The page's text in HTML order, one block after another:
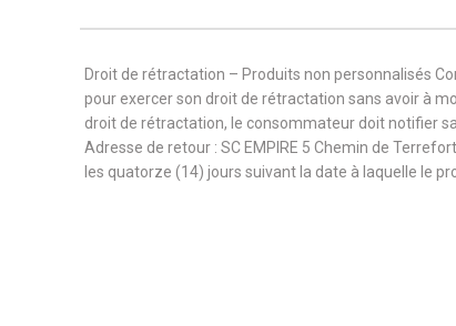
Droit de rétractation – Produits non personnalisés
pour exercer son droit de rétractation sans avoir à
droit de rétractation, le consommateur doit notifier
Adresse de retour : SC EMPIRE 5 Chemin de
les quatorze (14) jours suivant la date à laquelle le